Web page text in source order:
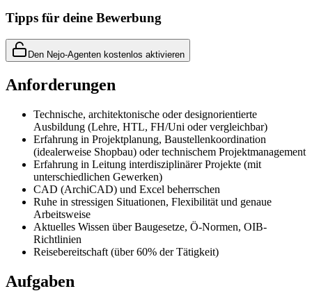
Tipps für deine Bewerbung
Den Nejo-Agenten kostenlos aktivieren
Anforderungen
Technische, architektonische oder designorientierte
Ausbildung (Lehre, HTL, FH/Uni oder vergleichbar)
Erfahrung in Projektplanung, Baustellenkoordination
(idealerweise Shopbau) oder technischem Projektmanagement
Erfahrung in Leitung interdisziplinärer Projekte (mit
unterschiedlichen Gewerken)
CAD (ArchiCAD) und Excel beherrschen
Ruhe in stressigen Situationen, Flexibilität und genaue
Arbeitsweise
Aktuelles Wissen über Baugesetze, Ö-Normen, OIB-
Richtlinien
Reisebereitschaft (über 60% der Tätigkeit)
Aufgaben